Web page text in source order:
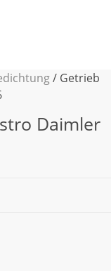
/ Getrieb
Daimler